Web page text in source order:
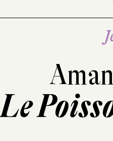
Le